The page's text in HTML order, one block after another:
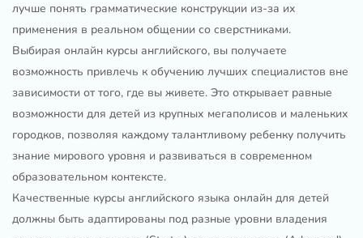
лучше понять грамматические конструкции из-за их
применения в реальном общении со сверстниками.
Выбирая онлайн курсы английского, вы получаете
возможность привлечь к обучению лучших специалистов вне
зависимости от того, где вы живете. Это открывает равные
возможности для детей из крупных мегаполисов и маленьких
городков, позволяя каждому талантливому ребенку получить
знание мирового уровня и развиваться в современном
образовательном контексте.
Качественные курсы английского языка онлайн для детей
должны быть адаптированы под разные уровни владения